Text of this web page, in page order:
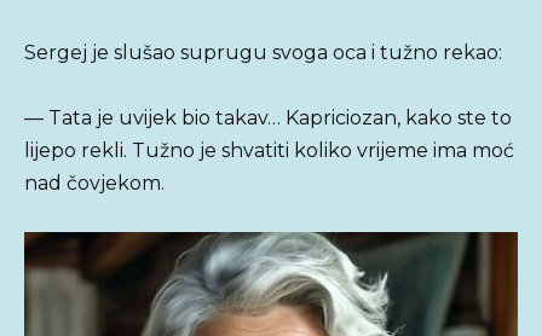
Sergej je slušao suprugu svoga oca i tužno rekao:
— Tata je uvijek bio takav… Kapriciozan, kako ste to
lijepo rekli. Tužno je shvatiti koliko vrijeme ima moć
nad čovjekom.